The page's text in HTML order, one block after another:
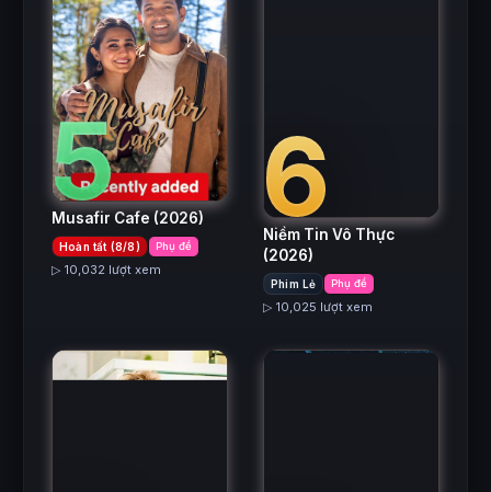
5
Musafir Cafe (2026)
Hoàn tất (8/8) Phụ đề
▷ 10,032 lượt xem
6
Niềm Tin Vô Thực
(2026)
Phim Lẻ Phụ đề
▷ 10,025 lượt xem